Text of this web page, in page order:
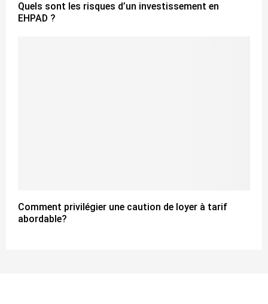
Quels sont les risques d’un investissement en
EHPAD ?
Comment privilégier une caution de loyer à tarif
abordable?